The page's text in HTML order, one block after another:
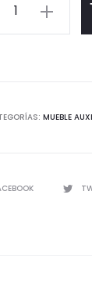
MUEBLE